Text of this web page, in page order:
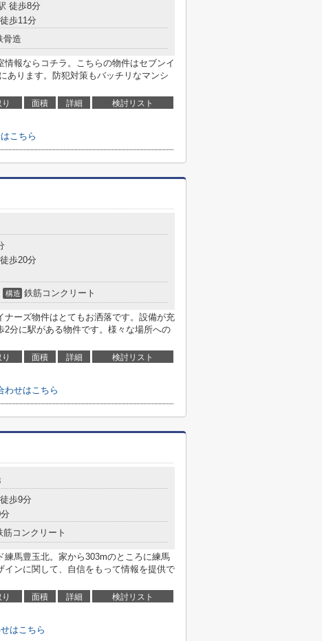
徒歩8分
歩11分
骨造
報ならコチラ。こちらの物件はセブンイ
あります。防犯対策もバッチリなマンシ
面積 詳細 検討リスト
こちら
歩20分
構造 鉄筋コンクリート
ナーズ物件はとてもお洒落です。設備が充
分に駅がある物件です。様々な場所への
面積 詳細 検討リスト
せはこちら
歩9分
筋コンクリート
馬豊玉北。家から303mのところに練馬
インに関して、自信をもって情報を提供で
面積 詳細 検討リスト
はこちら